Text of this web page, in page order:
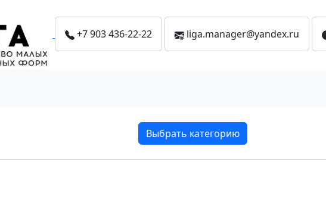
+7 903 436-22-22 liga.manager@yandex.ru
Выбрать категорию